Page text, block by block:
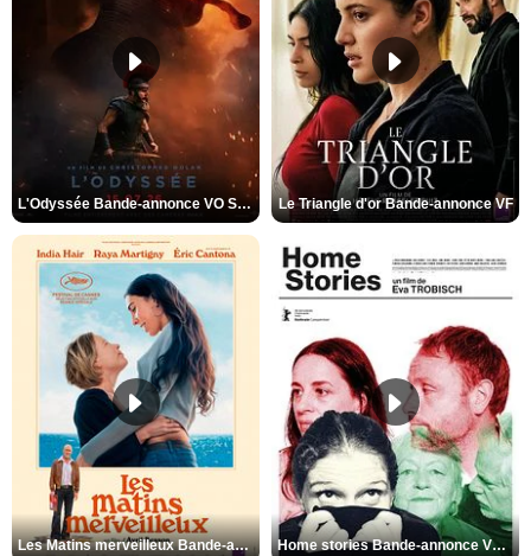
L'Odyssée Bande-annonce VO STFR Le Triangle d'or Bande-annonce VF
Les Matins merveilleux Bande-annonce VF Home stories Bande-annonce VO STFR